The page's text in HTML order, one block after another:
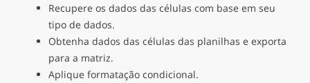
Recupere os dados das células com base em seu
tipo de dados.
Obtenha dados das células das planilhas e exporta
para a matriz.
Aplique formatação condicional.